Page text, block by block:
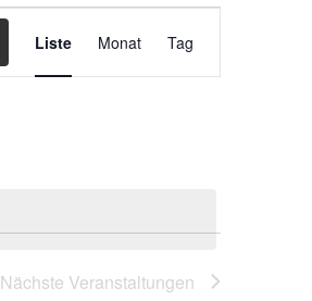
Veranstaltung
Ansichten-
Liste Monat Tag
Nächste Veranstaltungen